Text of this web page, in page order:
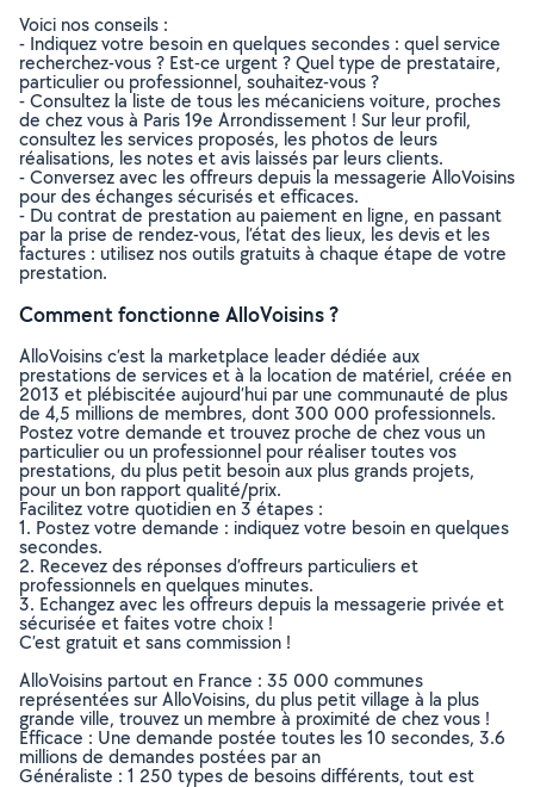
Voici nos conseils :
- Indiquez votre besoin en quelques secondes : quel service
recherchez-vous ? Est-ce urgent ? Quel type de prestataire,
particulier ou professionnel, souhaitez-vous ?
- Consultez la liste de tous les mécaniciens voiture, proches
de chez vous à Paris 19e Arrondissement ! Sur leur profil,
consultez les services proposés, les photos de leurs
réalisations, les notes et avis laissés par leurs clients.
- Conversez avec les offreurs depuis la messagerie AlloVoisins
pour des échanges sécurisés et efficaces.
- Du contrat de prestation au paiement en ligne, en passant
par la prise de rendez-vous, l’état des lieux, les devis et les
factures : utilisez nos outils gratuits à chaque étape de votre
prestation.
Comment fonctionne AlloVoisins ?
AlloVoisins c’est la marketplace leader dédiée aux
prestations de services et à la location de matériel, créée en
2013 et plébiscitée aujourd’hui par une communauté de plus
de 4,5 millions de membres, dont 300 000 professionnels.
Postez votre demande et trouvez proche de chez vous un
particulier ou un professionnel pour réaliser toutes vos
prestations, du plus petit besoin aux plus grands projets,
pour un bon rapport qualité/prix.
Facilitez votre quotidien en 3 étapes :
1. Postez votre demande : indiquez votre besoin en quelques
secondes.
2. Recevez des réponses d’offreurs particuliers et
professionnels en quelques minutes.
3. Echangez avec les offreurs depuis la messagerie privée et
sécurisée et faites votre choix !
C’est gratuit et sans commission !
AlloVoisins partout en France : 35 000 communes
représentées sur AlloVoisins, du plus petit village à la plus
grande ville, trouvez un membre à proximité de chez vous !
Efficace : Une demande postée toutes les 10 secondes, 3.6
millions de demandes postées par an
Généraliste : 1 250 types de besoins différents, tout est